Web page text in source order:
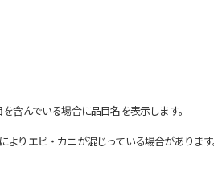
含んでいる場合に品目名を表示します。
エビ・カニが混じっている場合がありま